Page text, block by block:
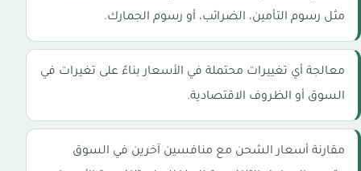
مثل رسوم التأمين، الضرائب، أو رسوم الجمارك.
معالجة أي تغييرات محتملة في الأسعار بناءً على تغيرات في
السوق أو الظروف الاقتصادية.
مقارنة أسعار الشحن مع منافسين آخرين في السوق